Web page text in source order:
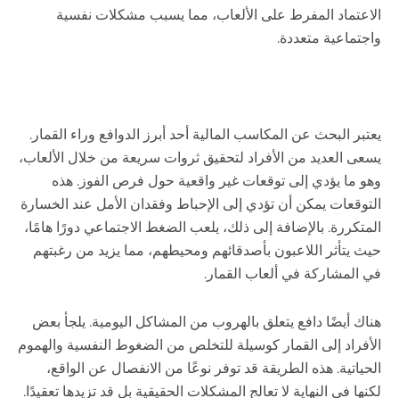
الاعتماد المفرط على الألعاب، مما يسبب مشكلات نفسية
واجتماعية متعددة.
يعتبر البحث عن المكاسب المالية أحد أبرز الدوافع وراء القمار.
يسعى العديد من الأفراد لتحقيق ثروات سريعة من خلال الألعاب،
وهو ما يؤدي إلى توقعات غير واقعية حول فرص الفوز. هذه
التوقعات يمكن أن تؤدي إلى الإحباط وفقدان الأمل عند الخسارة
المتكررة. بالإضافة إلى ذلك، يلعب الضغط الاجتماعي دورًا هامًا،
حيث يتأثر اللاعبون بأصدقائهم ومحيطهم، مما يزيد من رغبتهم
في المشاركة في ألعاب القمار.
هناك أيضًا دافع يتعلق بالهروب من المشاكل اليومية. يلجأ بعض
الأفراد إلى القمار كوسيلة للتخلص من الضغوط النفسية والهموم
الحياتية. هذه الطريقة قد توفر نوعًا من الانفصال عن الواقع،
لكنها في النهاية لا تعالج المشكلات الحقيقية بل قد تزيدها تعقيدًا.